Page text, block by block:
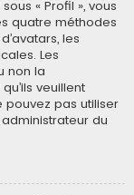
« Profil », vous
quatre méthodes
les
Les
non la
veuillent
pouvez pas utiliser
du